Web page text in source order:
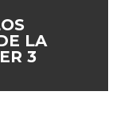
LA
3